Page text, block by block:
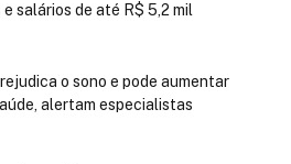
salários de até R$ 5,2 mil
o sono e pode aumentar
alertam especialistas